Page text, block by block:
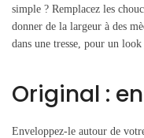
simple ? Remplacez les
donner de la largeur à des
dans une tresse, pour un
Original :
Enveloppez-le autour de